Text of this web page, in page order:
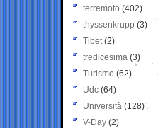
terremoto (402)
thyssenkrupp (3)
Tibet(2)
tredicesima (3)
Turismo (62)
Udc (64)
Università (128)
V-Day (2)